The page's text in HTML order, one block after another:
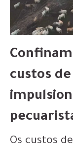
custos
Os custos